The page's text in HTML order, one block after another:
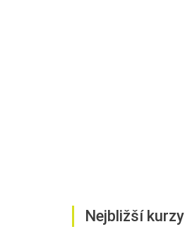
Nejbližší kurzy